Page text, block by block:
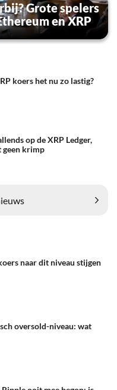
Grote spelers
en XRP
koers het nu zo lastig?
op de XRP Ledger,
geen krimp
naar dit niveau stijgen
oversold-niveau: wat